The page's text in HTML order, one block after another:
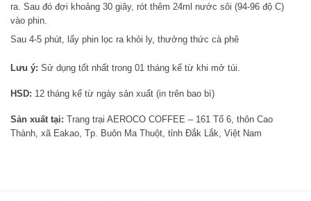
ra. Sau đó đợi khoảng 30 giây, rót thêm 24ml nước sôi (94-96 độ C)
vào phin.
Sau 4-5 phút, lấy phin lọc ra khỏi ly, thưởng thức cà phê
Lưu ý: Sử dụng tốt nhất trong 01 tháng kể từ khi mở túi.
HSD: 12 tháng kể từ ngày sản xuất (in trên bao bì)
Sản xuất tại: Trang trại AEROCO COFFEE – 161 Tổ 6, thôn Cao
Thành, xã Eakao, Tp. Buôn Ma Thuột, tỉnh Đắk Lắk, Việt Nam